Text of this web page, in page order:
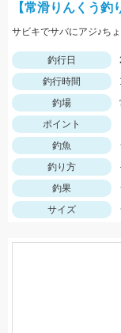
【常滑りんくう
釣行日
釣行時間
釣場
ポイント
釣魚
釣り方
釣果
サイズ